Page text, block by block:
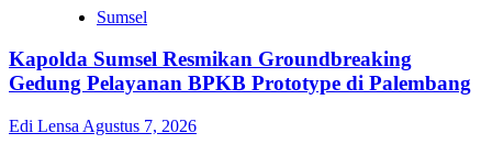
Sumsel
Kapolda Sumsel Resmikan Groundbreaking
Gedung Pelayanan BPKB Prototype di Palembang
Edi Lensa Agustus 7, 2026